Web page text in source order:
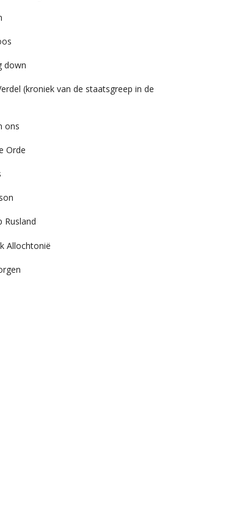
down
(kroniek van de staatsgreep in de
ons
Orde
Rusland
Allochtonië